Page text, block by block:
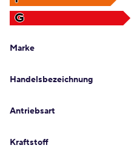
G
Marke
Handelsbezeichnung
Antriebsart
Kraftstoff